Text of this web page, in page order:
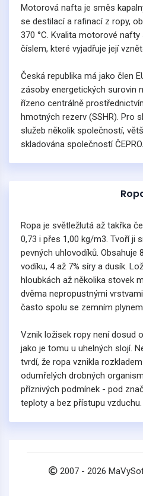
Motorová nafta je směs
se destilací a rafinací z ropy,
370 °C. Kvalita motorové
číslem, které vyjadřuje její
Česká republika má jako člen
zásoby energetických surovin
řízeno centrálně
hmotných rezerv (SSHR). Pro
služeb několik společností,
skladována společností ČEPRO.
Ropa je světležlutá až takřka
0,73 i přes 1,00 kg/m3. Tvoří ji
pevných uhlovodíků. Obsahuje
vodíku, 4 až 7% síry a dusík.
hloubkách až několika stovek
dvěma nepropustnými
často spolu se zemním
Vznik ložisek ropy není dosud
jako je tomu u uhelných slojí.
tvrdí, že ropa vznikla
odumřelých drobných
příznivých podmínek - pod
teploty a bez přístupu vzduchu.
2007 - 2026